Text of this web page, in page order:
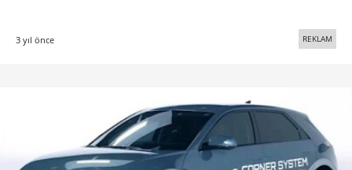
3 yıl önce REKLAM